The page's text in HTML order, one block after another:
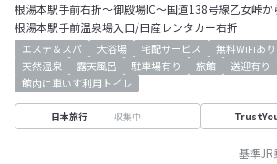
根湯本駅手前右折～御殿場IC～国道138号線乙女峠
根湯本駅手前温泉場入口/日産レンタカー右折
エステ＆スパ 大浴場 宅配サービス 無料WiFiあり
天然温泉
露天風呂 駐車場有り 旅館
送迎有り
館内に車いす利用トイレ
日本旅行 収集中
基準JR